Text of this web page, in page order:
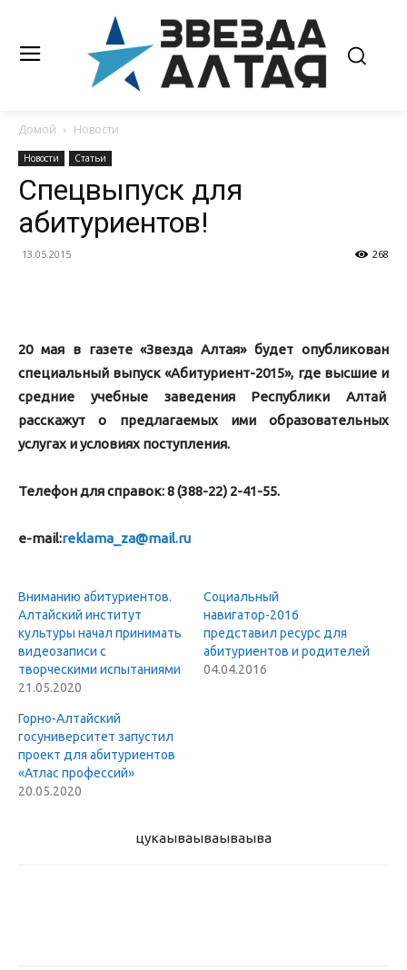
Домой Новости
Новости Статьи
Спецвыпуск для
абитуриентов!
13.05.2015 268
20 мая в газете «Звезда Алтая» будет опубликован
специальный выпуск «Абитуриент-2015», где высшие и
средние учебные заведения Республики Алтай
расскажут о предлагаемых ими образовательных
услугах и условиях поступления.
Телефон для справок: 8 (388-22) 2-41-55.
e-mail:reklama_za@mail.ru
Вниманию абитуриентов.
Алтайский институт
культуры начал принимать
видеозаписи с
творческими испытаниями
21.05.2020
Социальный
навигатор-2016
представил ресурс для
абитуриентов и родителей
04.04.2016
Горно-Алтайский
госуниверситет запустил
проект для абитуриентов
«Атлас профессий»
20.05.2020
цукаываываываыва